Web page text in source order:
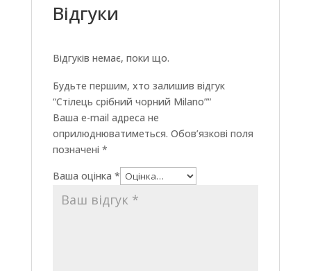
Відгуки
Відгуків немає, поки що.
Будьте першим, хто залишив відгук
“Стілець срібний чорний Milano”“
Ваша e-mail адреса не
оприлюднюватиметься. Обов’язкові поля
позначені *
Ваша оцінка *